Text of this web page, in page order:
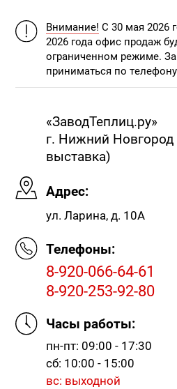
Внимание! С 30 мая 2026
2026 года офис продаж
ограниченном режиме.
приниматься по
«ЗаводТеплиц.ру»
г. Нижний
выставка)
Адрес:
ул. Ларина, д. 10А
Телефоны:
8-920-066-64-61
8-920-253-92-80
Часы работы:
пн-пт: 09:00 - 17:30
сб: 10:00 - 15:00
вс: выходной